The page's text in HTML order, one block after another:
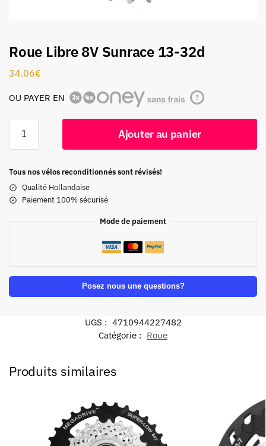
Roue Libre 8V Sunrace 13-32d
34.06€
OU PAYER EN ?
Ajouter au panier
Tous nos vélos reconditionnés sont révisés!
Qualité Hollandaise
Paiement 100% sécurisé
Mode de paiement
Posez nous une questions?
UGS : 4710944227482
Catégorie : Roue
Produits similaires